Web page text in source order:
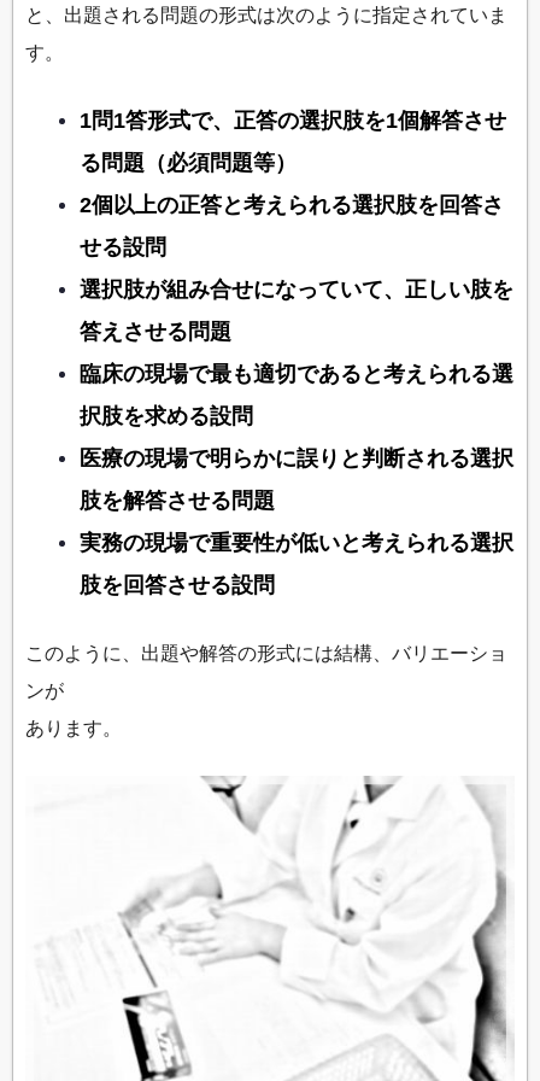
と、出題される問題の形式は次のように指定されていま
す。
1問1答形式で、正答の選択肢を1個解答させ
る問題（必須問題等）
2個以上の正答と考えられる選択肢を回答さ
せる設問
選択肢が組み合せになっていて、正しい肢を
答えさせる問題
臨床の現場で最も適切であると考えられる選
択肢を求める設問
医療の現場で明らかに誤りと判断される選択
肢を解答させる問題
実務の現場で重要性が低いと考えられる選択
肢を回答させる設問
このように、出題や解答の形式には結構、バリエーショ
ンが
あります。